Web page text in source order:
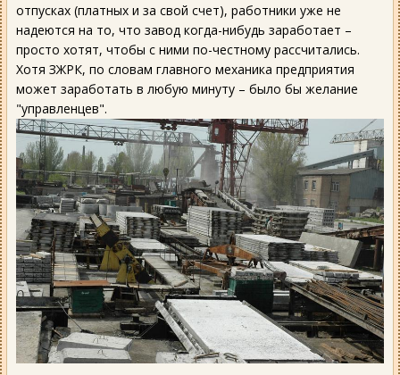
отпусках (платных и за свой счет), работники уже не
надеются на то, что завод когда-нибудь заработает –
просто хотят, чтобы с ними по-честному рассчитались.
Хотя ЗЖРК, по словам главного механика предприятия
может заработать в любую минуту – было бы желание
"управленцев".